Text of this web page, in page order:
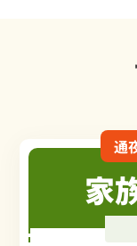
通
家